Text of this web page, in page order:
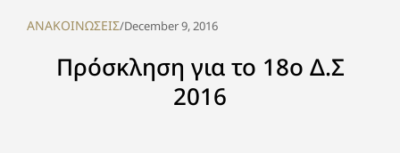
ΑΝΑΚΟΙΝΩΣΕΙΣ/December 9, 2016
Πρόσκληση για το 18ο Δ.Σ
2016